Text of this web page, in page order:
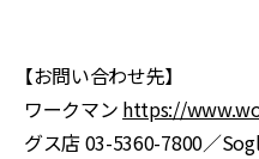
【お問い合わせ先】
ワークマン https://
グス店 03-5360-7800／